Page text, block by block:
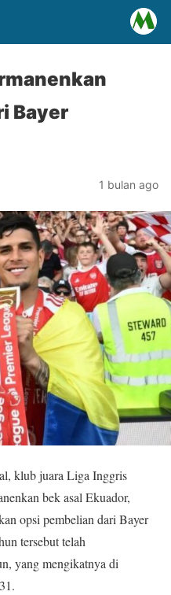
Bayer
1 bulan ago
klub juara Liga Inggris
bek asal Ekuador,
opsi pembelian dari Bayer
tersebut telah
yang mengikatnya di